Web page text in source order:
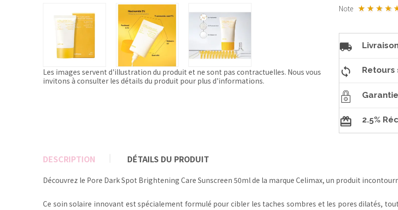
Les images servent d'illustration du produit et ne sont pas contractuelles. Nous vous
invitons à consulter les détails du produit pour plus d'informations.
Note
Retours
2.5%
DESCRIPTION DÉTAILS DU PRODUIT
Découvrez le Pore Dark Spot Brightening Care Sunscreen 50ml de la marque Celimax, un produit
Ce soin solaire innovant est spécialement formulé pour cibler les taches sombres et les pores dilatés,